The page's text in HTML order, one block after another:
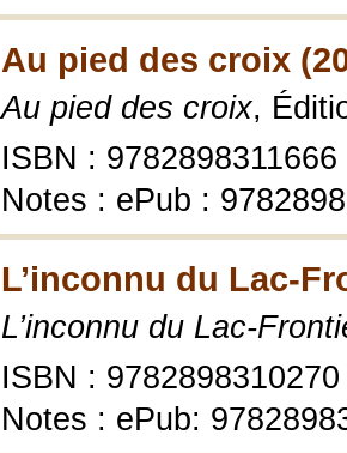
Au pied des croix
Au pied des croix,
ISBN : 9782898311666
Notes : ePub :
L’inconnu du Lac-
L’inconnu du Lac-
ISBN : 9782898310270
Notes : ePub: